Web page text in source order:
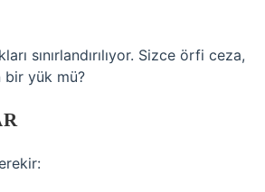
sınırlandırılıyor. Sizce örfi ceza,
bir yük mü?